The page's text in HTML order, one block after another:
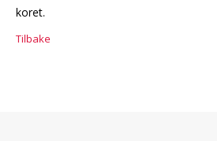
koret.
Tilbake